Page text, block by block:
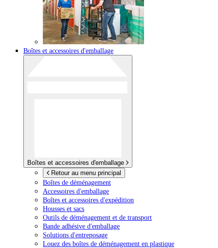
Boîtes et accessoires d'emballage
Boîtes et accessoires d'emballage
Retour au menu principal
Boîtes de déménagement
Accessoires d'emballage
Boîtes et accessoires d'expédition
Housses et sacs
Outils de déménagement et de transport
Bande adhésive d'emballage
Solutions d'entreposage
Louez des boîtes de déménagement en plastique